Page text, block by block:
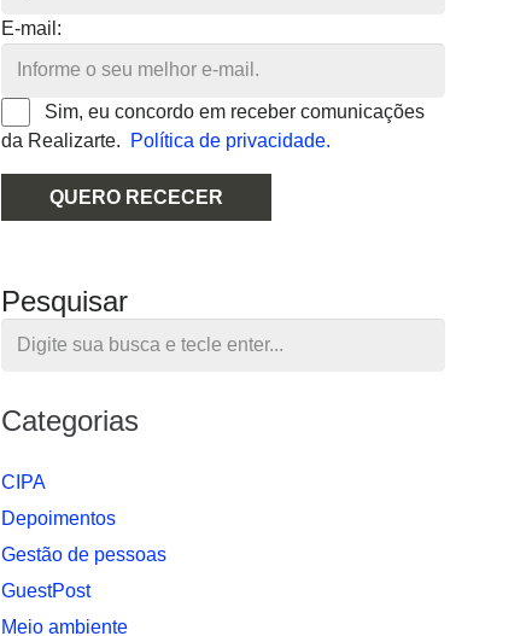
E-mail:
Sim, eu concordo em receber comunicações
da Realizarte.
Política de privacidade.
QUERO RECECER
Pesquisar
Categorias
CIPA
Depoimentos
Gestão de pessoas
GuestPost
Meio ambiente